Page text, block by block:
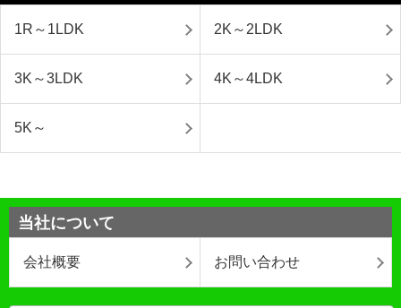
1R～1LDK 2K～2LDK
3K～3LDK 4K～4LDK
5K～
当社について
会社概要 お問い合わせ